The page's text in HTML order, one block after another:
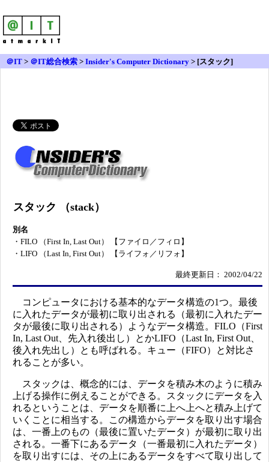
＠IT > ＠IT総合検索 > Insider's Computer Dictionary > [スタック]
スタック （stack）
別名
・ FILO （First In, Last Out） 【ファイロ／フィロ】
・ LIFO （Last In, First Out） 【ライフォ／リフォ】
最終更新日： 2002/04/22
コンピュータにおける基本的なデータ構造の1つ。最後
に入れたデータが最初に取り出される（最初に入れたデー
タが最後に取り出される）ようなデータ構造。FILO（First
In, Last Out、先入れ後出し）とかLIFO（Last In, First Out、
後入れ先出し）とも呼ばれる。キュー（FIFO）と対比さ
れることが多い。
スタックは、概念的には、データを積み木のように積み
上げる操作に例えることができる。スタックにデータを入
れるということは、データを順番に上へ上へと積み上げて
いくことに相当する。この構造からデータを取り出す場合
は、一番上のもの（最後に置いたデータ）が最初に取り出
される。一番下にあるデータ（一番最初に入れたデータ）
を取り出すには、その上にあるデータをすべて取り出して